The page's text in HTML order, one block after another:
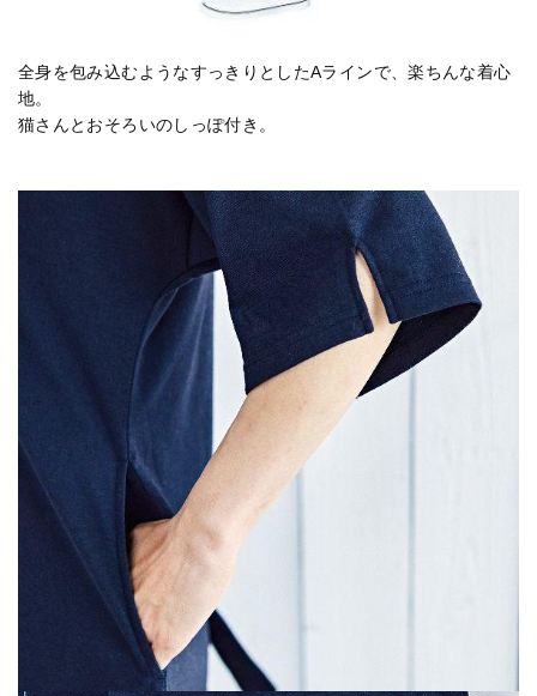
全身を包み込むようなすっきりとしたAラインで、楽ちんな着心
地。
猫さんとおそろいのしっぽ付き。